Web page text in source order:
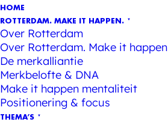
HOME
ROTTERDAM. MAKE IT HAPPEN.
Over Rotterdam
Over Rotterdam. Make it happen
De merkalliantie
Merkbelofte & DNA
Make it happen mentaliteit
Positionering & focus
THEMA’S